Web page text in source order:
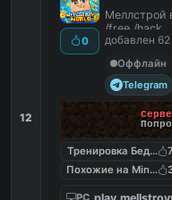
12
0
Меллстрой
/free /hack
добавлен
Оффлайн
Telegram
Тренировка Бед Варс
7
Похожие на
PC